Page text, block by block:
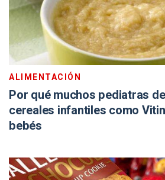
ALIMENTACIÓN
Por qué muchos pediatras
cereales infantiles como
bebés